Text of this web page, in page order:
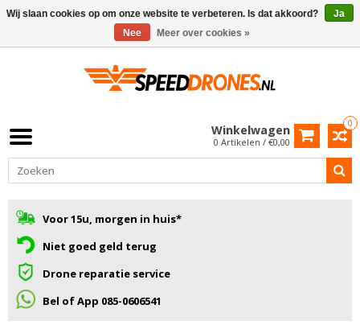
0
Winkelwagen
0 Artikelen / €0,00
Voor 15u, morgen in huis*
Niet goed geld terug
Drone reparatie service
Bel of App 085-0606541
Wij slaan cookies op om onze website te verbeteren. Is dat akkoord?
Ja
Nee
Meer over cookies »